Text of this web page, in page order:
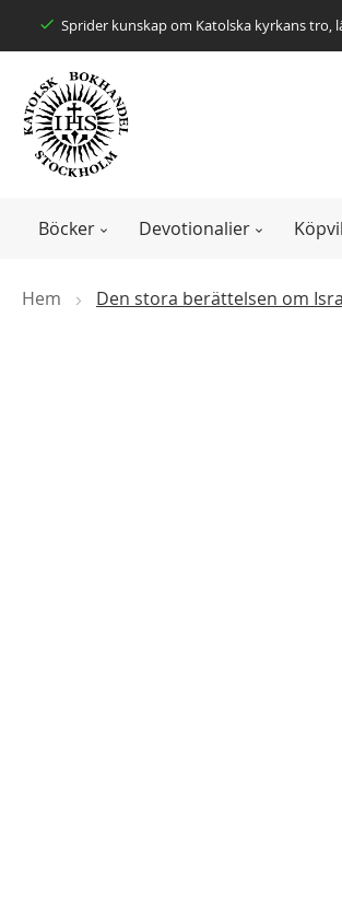
Skip Sprider kunskap om Katolska kyrkans tro,
Böcker Devotionalier
Hem Den stora berättelsen om